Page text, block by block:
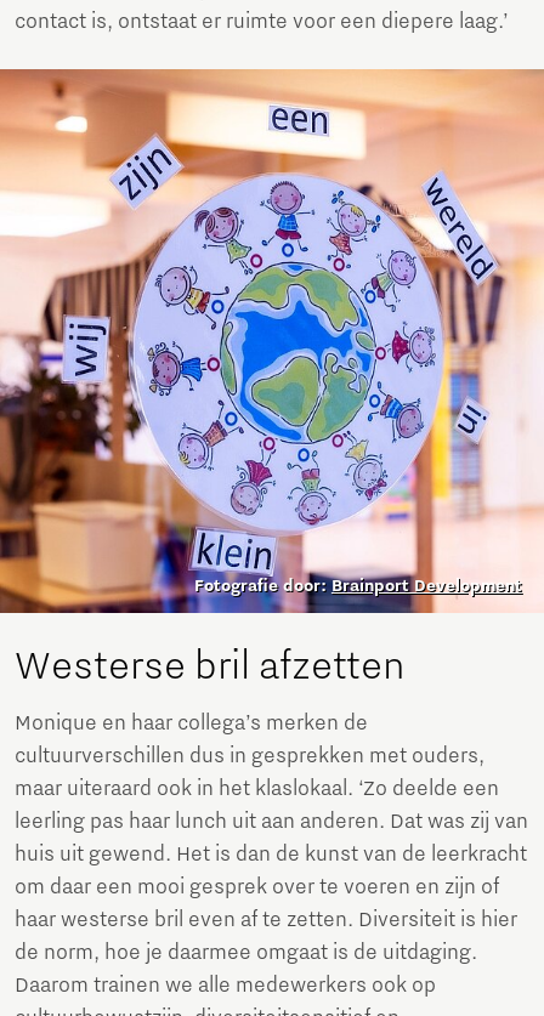
contact is, ontstaat er ruimte voor een diepere laag.’
Fotografie door:Brainport Development
Westerse bril afzetten
Monique en haar collega’s merken de
cultuurverschillen dus in gesprekken met ouders,
maar uiteraard ook in het klaslokaal. ‘Zo deelde een
leerling pas haar lunch uit aan anderen. Dat was zij van
huis uit gewend. Het is dan de kunst van de leerkracht
om daar een mooi gesprek over te voeren en zijn of
haar westerse bril even af te zetten. Diversiteit is hier
de norm, hoe je daarmee omgaat is de uitdaging.
Daarom trainen we alle medewerkers ook op